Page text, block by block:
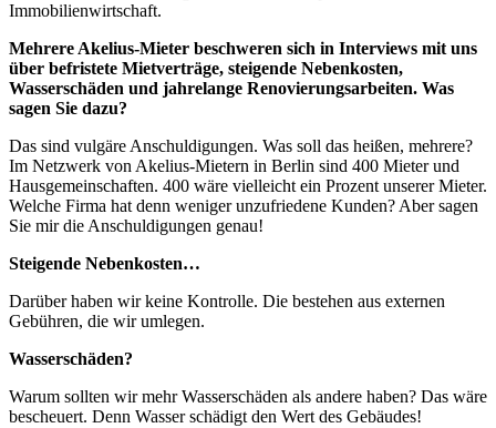
Immobilienwirtschaft.
Mehrere Akelius-Mieter beschweren sich in Interviews mit uns
über befristete Mietverträge, steigende Nebenkosten,
Wasserschäden und jahrelange Renovierungsarbeiten. Was
sagen Sie dazu?
Das sind vulgäre Anschuldigungen. Was soll das heißen, mehrere?
Im Netzwerk von Akelius-Mietern in Berlin sind 400 Mieter und
Hausgemeinschaften. 400 wäre vielleicht ein Prozent unserer Mieter.
Welche Firma hat denn weniger unzufriedene Kunden? Aber sagen
Sie mir die Anschuldigungen genau!
Steigende Nebenkosten…
Darüber haben wir keine Kontrolle. Die bestehen aus externen
Gebühren, die wir umlegen.
Wasserschäden?
Warum sollten wir mehr Wasserschäden als andere haben? Das wäre
bescheuert. Denn Wasser schädigt den Wert des Gebäudes!